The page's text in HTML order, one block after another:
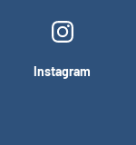
Instagram